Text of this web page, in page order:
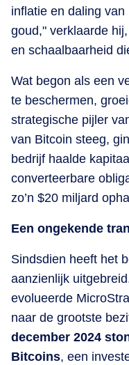
inflatie en daling van
goud," verklaarde
en schaalbaarheid
Wat begon als een
te beschermen,
strategische pijler
van Bitcoin steeg,
bedrijf haalde
converteerbare
zo’n $20 miljard
Een ongekende
Sindsdien heeft het
aanzienlijk
evolueerde
naar de grootste
december 2024
Bitcoins, een